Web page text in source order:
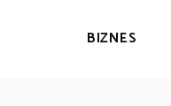
BIZNES